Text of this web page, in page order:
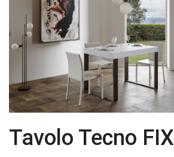
Tavolo Tecno FIX